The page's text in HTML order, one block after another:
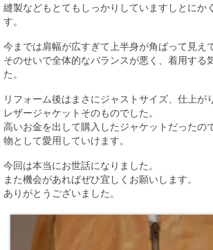
縫製などもとてもしっかりしていますしとにか
す。
今までは肩幅が広すぎて上半身が角ばって見え
そのせいで全体的なバランスが悪く、着用する
た。
リフォーム後はまさにジャストサイズ、仕上が
レザージャケットそのものでした。
高いお金を出して購入したジャケットだったの
物として愛用していけます。
今回は本当にお世話になりました。
また機会があればぜひ宜しくお願いします。
ありがとうございました。